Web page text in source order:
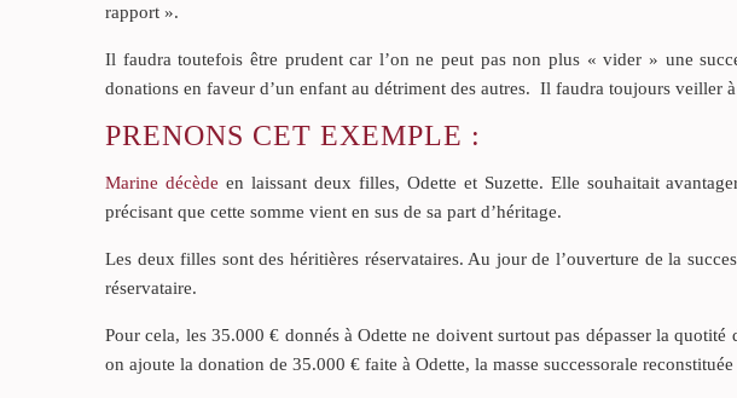
rapport ».
Il faudra toutefois être prudent car l’on ne peut pas non plus « vider » une
donations en faveur d’un enfant au détriment des autres. Il faudra toujours veiller
PRENONS CET EXEMPLE :
Marine décède en laissant deux filles, Odette et Suzette. Elle souhaitait
précisant que cette somme vient en sus de sa part d’héritage.
Les deux filles sont des héritières réservataires. Au jour de l’ouverture de la
réservataire.
Pour cela, les 35.000 € donnés à Odette ne doivent surtout pas dépasser la
on ajoute la donation de 35.000 € faite à Odette, la masse successorale